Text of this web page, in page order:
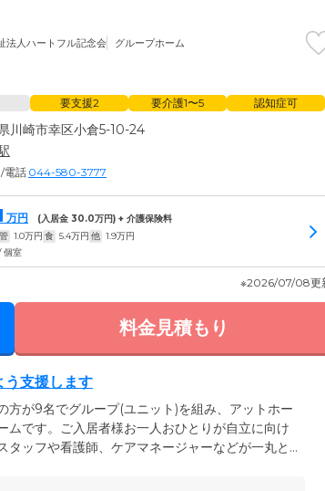
法人ハートフル記念会 グループホーム
要支援2 要介護1〜5 認知症可
川崎市幸区小倉5-10-24
/電話 044-580-3777
万円 (入居金 30.0万円) + 介護保険料
管 1.0万円 食 5.4万円 他 1.9万円
個室
※2026/07/08更
料金見積もり
う支援します
方が9名でグループ(ユニット)を組み、アットホー
です。ご入居者様お一人おひとりが自立に向け
ッフや看護師、ケアマネージャーなどが一丸と